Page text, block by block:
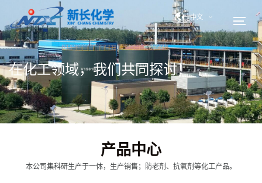
中文
在化工领域，我们共同探讨！
产品中心
本公司集科研生产于一体，生产销售；防老剂、抗氧剂等化工产品。